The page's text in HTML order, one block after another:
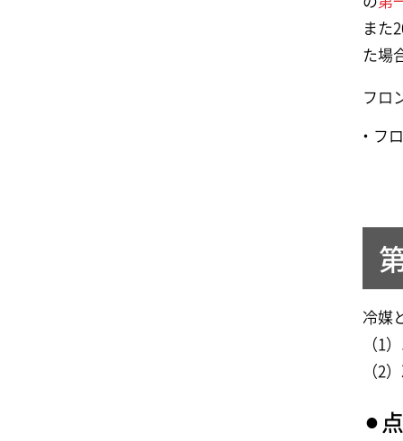
また
た場
フロ
フ
冷媒
（1
（2
⚫︎